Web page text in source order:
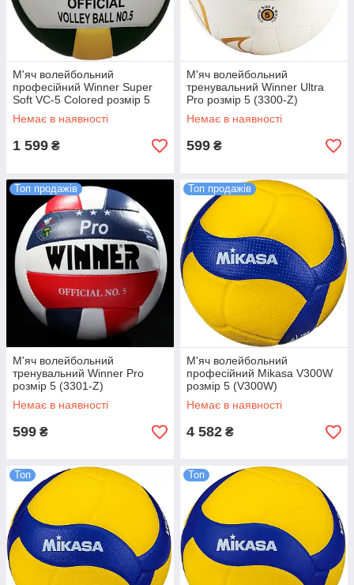
М'яч волейбольний
професійний Winner Super
Soft VC-5 Colored розмір 5
(VC-5)
Немає в наявності
1 599 ₴
М'яч волейбольний
тренувальний Winner Ultra
Pro розмір 5 (3300-Z)
Немає в наявності
599 ₴
Топ продажів
М'яч волейбольний
тренувальний Winner Pro
розмір 5 (3301-Z)
Немає в наявності
599 ₴
Топ продажів
М'яч волейбольний
професійний Mikasa V300W
розмір 5 (V300W)
Немає в наявності
4 582 ₴
Топ Топ